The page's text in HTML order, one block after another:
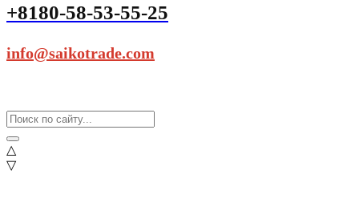
+8180-58-53-55-25
info@saikotrade.com
△
▽